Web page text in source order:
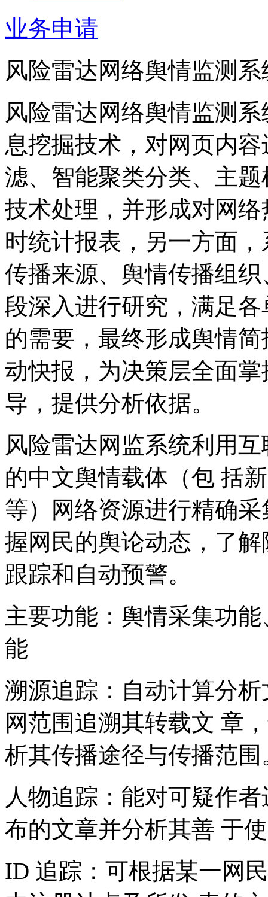
业务申请
风险雷达网络舆情监测系
风险雷达网络舆情监测
息挖掘技术，对网页内
滤、智能聚类分类、主
技术处理，并形成对网
时统计报表，另一方面
传播来源、舆情传播组
段深入进行研究，满足
的需要，最终形成舆情
动快报，为决策层全面
导，提供分析依据。
风险雷达网监系统利用
的中文舆情载体（包 括
等）网络资源进行精确
握网民的舆论动态，了
跟踪和自动预警。
主要功能： 舆情采集功
能
溯源追踪： 自动计算分
网范围追溯其转载文 章
析其传播途径与传播范围
人物追踪： 能对可疑作
布的文章并分析其善 于
ID 追踪： 可根据某一网